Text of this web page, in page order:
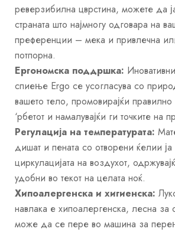
реверзибилна цврстина, можете да
страната што најмногу одговара на
преференции – мека и привлечна
потпорна.
Ергономска поддршка:
спиење Ergo се усогласува со
вашето тело, промовирајќи
‘рбетот и намалувајќи ги точките на
Регулација на температурата:
дишат и пената со отворени ќелии
циркулацијата на воздухот,
удобни во текот на целата ноќ.
Хипоалергенска и хигиенска:
навлака е хипоалергенска, лесна за
може да се пере во машина за